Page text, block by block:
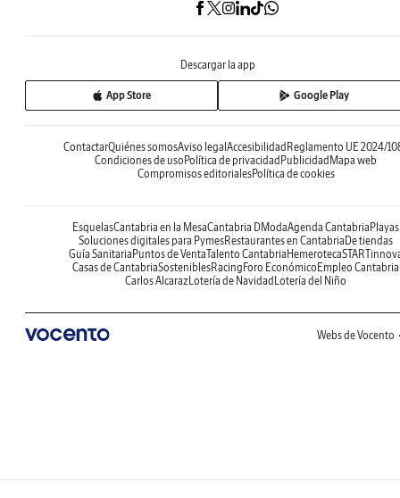
Descargar la app
App Store Google Play
ContactarQuiénes somosAviso legalAccesibilidadReglamento UE 2024/
Condiciones de usoPolítica de privacidadPublicidadMapa web
Compromisos editorialesPolítica de cookies
EsquelasCantabria en la MesaCantabria DModaAgenda CantabriaPlayas
Soluciones digitales para PymesRestaurantes en CantabriaDe tiendas
Guía SanitariaPuntos de VentaTalento CantabriaHemeroteca
Casas de CantabriaSosteniblesRacingForo EconómicoEmpleo Cantabria
Carlos AlcarazLotería de NavidadLotería del Niño
Webs de Vocento